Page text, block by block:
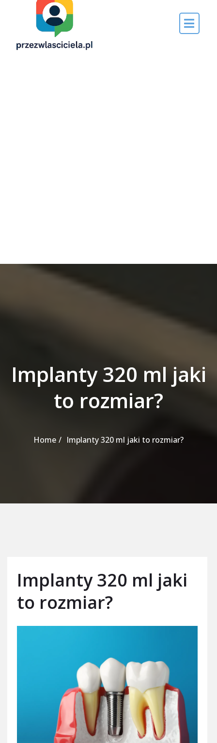
Implanty 320 ml jaki
to rozmiar?
Home Implanty 320 ml jaki to rozmiar?
Implanty 320 ml jaki
to rozmiar?